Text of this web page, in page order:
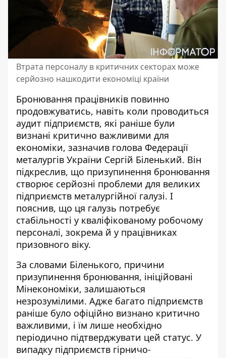
Втрата персоналу в критичних секторах може
серйозно нашкодити економіці країни
Бронювання працівників повинно
продовжуватись, навіть коли проводиться
аудит підприємств, які раніше були
визнані критично важливими для
економіки, зазначив голова Федерації
металургів України Сергій Біленький. Він
підкреслив, що призупинення бронювання
створює серйозні проблеми для великих
підприємств металургійної галузі. І
пояснив, що ця галузь потребує
стабільності у кваліфікованому робочому
персоналі, зокрема й у працівниках
призовного віку.
За словами Біленького, причини
призупинення бронювання, ініційовані
Мінекономіки, залишаються
незрозумілими. Адже багато підприємств
раніше було офіційно визнано критично
важливими, і їм лише необхідно
періодично підтверджувати цей статус. У
випадку підприємств гірничо-